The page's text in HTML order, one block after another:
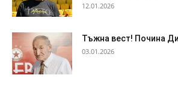
12.01.2026
Тъжна вест! Почина
03.01.2026